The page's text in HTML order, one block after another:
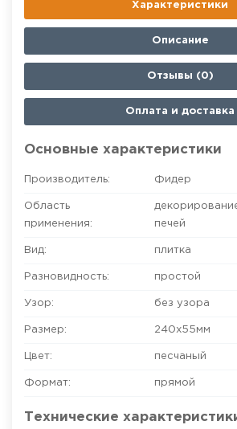
Характеристики
Описание
Отзывы (0)
Оплата и доставка
Основные характеристики
Производитель: Фидер
Область
применения:
печей
Вид: плитка
Разновидность: простой
Узор: без узора
Размер: 240х55мм
Цвет: песчаный
Формат: прямой
Технические